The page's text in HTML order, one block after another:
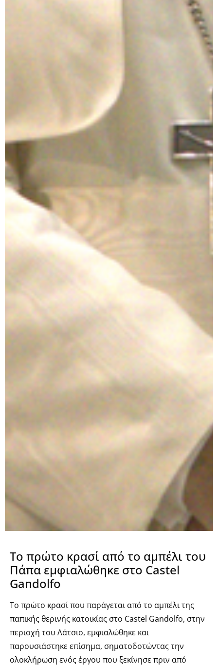
Το πρώτο κρασί από το αμπέλι του
Πάπα εμφιαλώθηκε στο Castel
Gandolfo
Το πρώτο κρασί που παράγεται από το αμπέλι της
παπικής θερινής κατοικίας στο Castel Gandolfo, στην
περιοχή του Λάτσιο, εμφιαλώθηκε και
παρουσιάστηκε επίσημα, σηματοδοτώντας την
ολοκλήρωση ενός έργου που ξεκίνησε πριν από